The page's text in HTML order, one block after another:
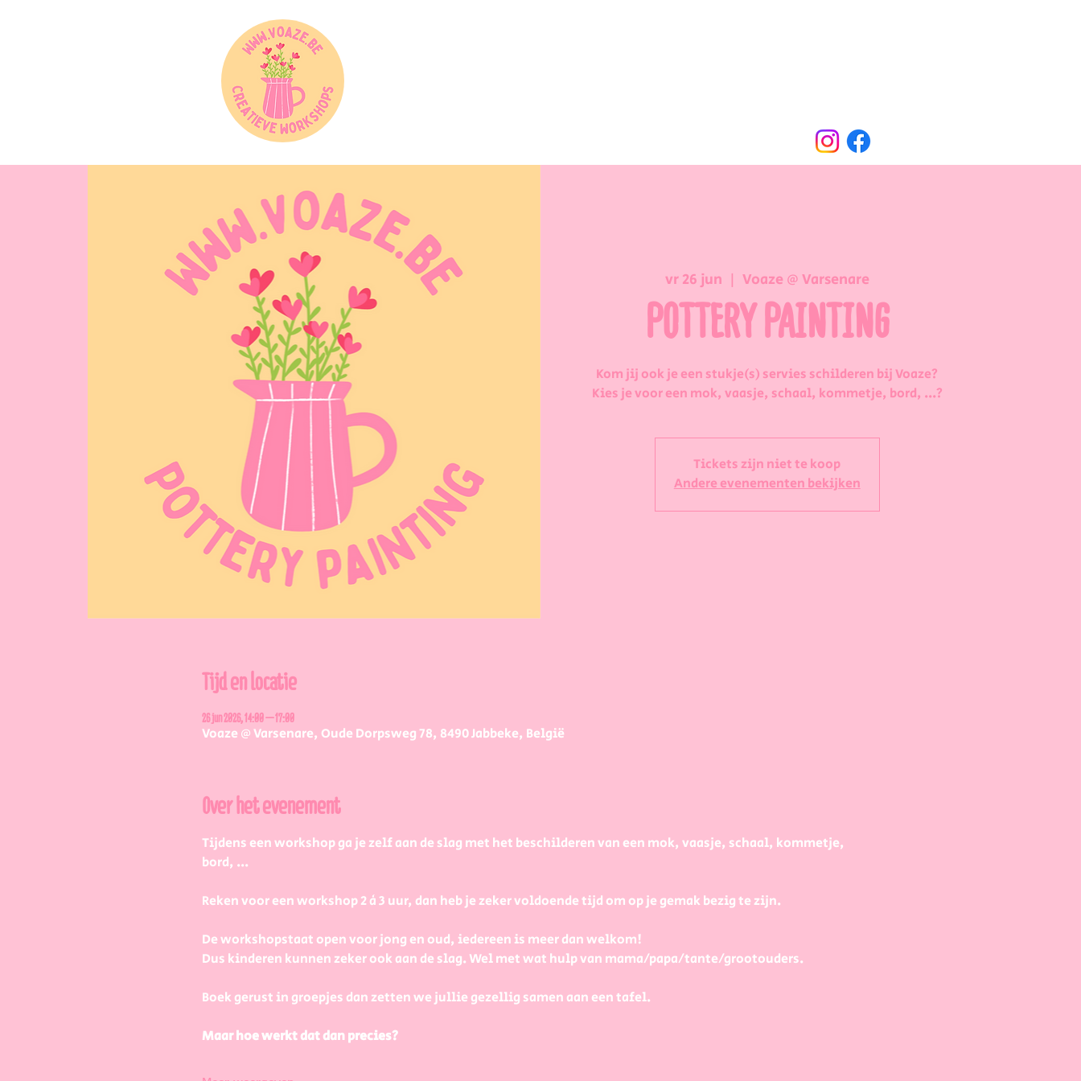
vr 26 jun
  |
Voaze @ Varsenare
POTTERY PAINTING
Kom jij ook je een stukje(s) servies schilderen bij Voaze?
Kies je voor een mok, vaasje, schaal, kommetje, bord, ...?
Tickets zijn niet te koop
Andere evenementen bekijken
Tijd en locatie
26 jun 2026, 14:00 – 17:00
Voaze @ Varsenare, Oude Dorpsweg 78, 8490 Jabbeke, België
Over het evenement
Tijdens een workshop ga je zelf aan de slag met het beschilderen van een mok, vaasje, schaal, kommetje,
bord, ...
Reken voor een workshop 2 à 3 uur, dan heb je zeker voldoende tijd om op je gemak bezig te zijn.
De workshopstaat open voor jong en oud, iedereen is meer dan welkom!
Dus kinderen kunnen zeker ook aan de slag. Wel met wat hulp van mama/papa/tante/grootouders.
Boek gerust in groepjes dan zetten we jullie gezellig samen aan een tafel.
Maar hoe werkt dat dan precies?